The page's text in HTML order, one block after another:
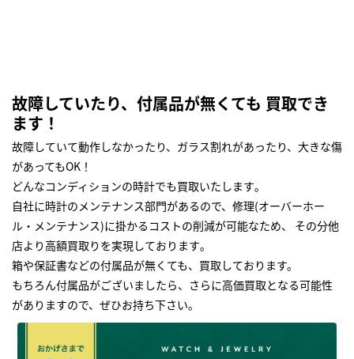
故障していたり、付属品が無くても 買取でき
ます！
故障していて動作しなかったり、ガラス割れがあったり、大きな傷
があってもOK！
どんなコンディションの時計でも買取いたします｡
自社に時計のメンテナンス部門があるので、修理(オーバーホー
ル・メンテナンス)に掛かるコストの削減が可能なため、 その分他
店より高額買取りを実現しております｡
箱や保証書などの付属品が無くても、買取しております。
もちろん付属品がございましたら、さらに高価買取となる可能性
がありますので、ぜひお持ち下さい｡